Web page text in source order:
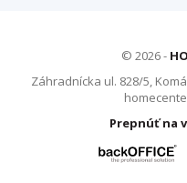
© 2026 -
Záhradnícka ul. 828/5,
Prepnúť na